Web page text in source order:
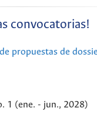
convocatorias!
propuestas de
1 (ene. - jun., 2028)